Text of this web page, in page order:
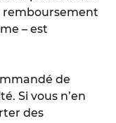
remboursement
– est
de
Si vous n’en
des